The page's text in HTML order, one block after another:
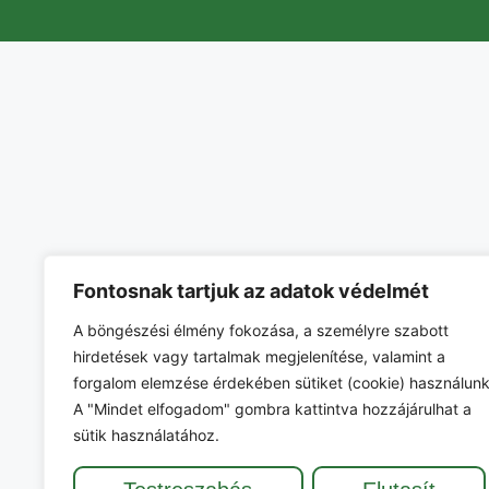
Fontosnak tartjuk az adatok védelmét
A böngészési élmény fokozása, a személyre szabott
hirdetések vagy tartalmak megjelenítése, valamint a
forgalom elemzése érdekében sütiket (cookie)
A "Mindet elfogadom" gombra kattintva hozzájárulhat a
sütik használatához.